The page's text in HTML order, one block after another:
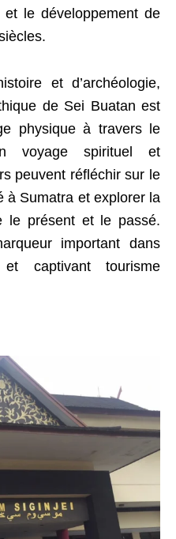
et le développement de
et d’archéologie,
de Sei Buatan est
physique à travers le
voyage spirituel et
peuvent réfléchir sur le
à Sumatra et explorer la
le présent et le passé.
important dans
captivant tourisme